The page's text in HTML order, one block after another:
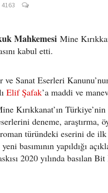
4163
Mahkemesi Mine
kabul etti.
Sanat Eserleri
Elif Şafak’a maddi ve
Kırıkkanat’ın
deneme, araştırma,
türündeki eserini de ilk
basımının yapıldığı
2020 yılında basılan